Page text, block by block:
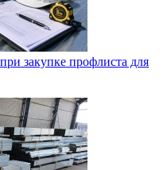
закупке профлиста для